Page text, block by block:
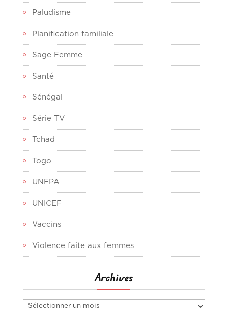
Paludisme
Planification familiale
Sage Femme
Santé
Sénégal
Série TV
Tchad
Togo
UNFPA
UNICEF
Vaccins
Violence faite aux femmes
Archives
Archives